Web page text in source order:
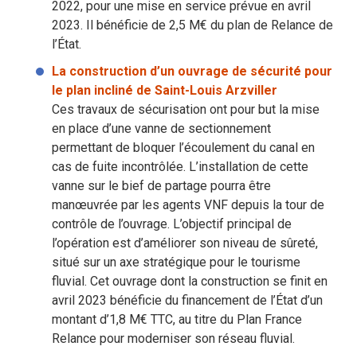
2022, pour une mise en service prévue en avril
2023. Il bénéficie de 2,5 M€ du plan de Relance de
l’État.
La construction d’un ouvrage de sécurité pour
le plan incliné de Saint-Louis Arzviller
Ces travaux de sécurisation ont pour but la mise
en place d’une vanne de sectionnement
permettant de bloquer l’écoulement du canal en
cas de fuite incontrôlée. L’installation de cette
vanne sur le bief de partage pourra être
manœuvrée par les agents VNF depuis la tour de
contrôle de l’ouvrage. L’objectif principal de
l’opération est d’améliorer son niveau de sûreté,
situé sur un axe stratégique pour le tourisme
fluvial. Cet ouvrage dont la construction se finit en
avril 2023 bénéficie du financement de l’État d’un
montant d’1,8 M€ TTC, au titre du Plan France
Relance pour moderniser son réseau fluvial.